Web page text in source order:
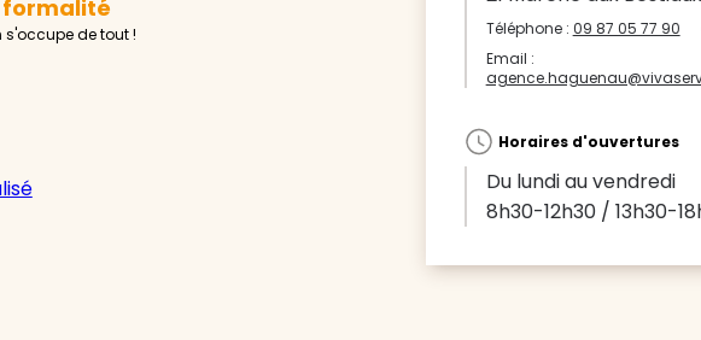
formalité
s'occupe de tout ! Téléphone : 09 87 05 77 90
Email :
Horaires d'ouvertures
Du lundi au vendredi
8h30-12h30 / 13h30-